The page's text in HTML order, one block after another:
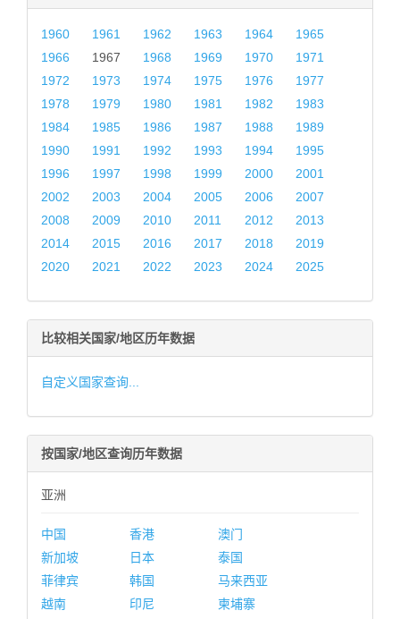
1960 1961 1962 1963 1964
1965
1966
1967 1968 1969 1970
1971
1972
1973 1974 1975 1976
1977
1978
1979 1980 1981 1982
1983
1984
1985 1986 1987 1988
1989
1990
1991 1992 1993 1994
1995
1996
1997 1998 1999 2000
2001
2002
2003 2004 2005 2006
2007
2008
2009 2010 2011 2012
2013
2014
2015 2016 2017 2018
2019
2020
2021 2022 2023 2024 2025
比较相关国家/地区历年数据
自定义国家查询...
按国家/地区查询历年数据
亚洲
中国 香港
澳门
新加坡
日本
泰国
菲律宾
韩国
马来西亚
越南
印尼
柬埔寨